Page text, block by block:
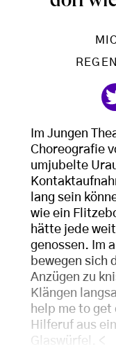
Im Jungen
Choreografie
umjubelte
lang sein
wie ein
hätte jede
genossen. Im
bewegen sich
Anzügen zu
Klängen
help me to
Hilferuf aus
Glaswürfel.
<